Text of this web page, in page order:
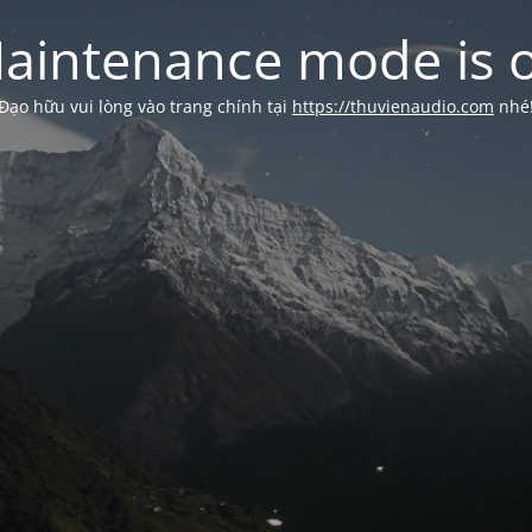
mode is
hữu vui lòng vào trang chính tại https://thuvienaudio.com